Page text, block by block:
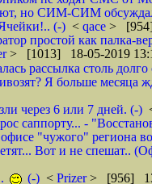
но СИМ-СИМ
(-) < qace > [954]
простой как палка-
> [1013] 18-05-2019
рассылка столь
Я больше месяца
через 6 или 7 дней. (-)
саппорту... -
"чужого" региона
Вот и не спешат..
(-) < Prizer> [956]